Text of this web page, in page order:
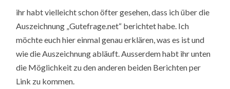
ihr habt vielleicht schon öfter gesehen, dass ich über die
Auszeichnung „Gutefrage.net“ berichtet habe. Ich
möchte euch hier einmal genau erklären, was es ist und
wie die Auszeichnung abläuft. Ausserdem habt ihr unten
die Möglichkeit zu den anderen beiden Berichten per
Link zu kommen.